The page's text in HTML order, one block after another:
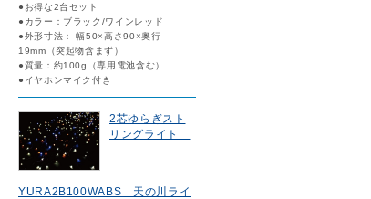
●お得な2台セット
●カラー：ブラック/ワインレッド
●外形寸法： 幅50×高さ90×奥行
19mm（突起物含まず）
●質量：約100g（専用電池含む）
●イヤホンマイク付き
2芯ゆらぎスト
リングライト
YURA2B100WABS 天の川ライ